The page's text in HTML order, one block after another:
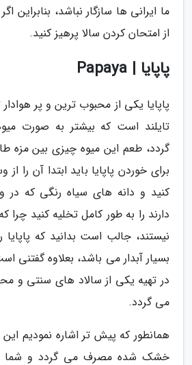
ما ایرانی ها سازگار نباشد، بنابراین
از امتحان کردن سالا پرهیز کنید.
پاپایا | Papaya
پاپایا یکی از محبوب ترین و پر
تایلند است که بیشتر به صورت
گردد، طعم این میوه چیزی بین مزه
برای خوردن پاپایا باید ابتدا آن را
کنید و دانه های سیاه رنگی که
دارند را به طور کامل تخلیه کنید چرا
نیستند، جالب است بدانید که
بسیار آبدار می باشد، بعلاوه گفتنی
در تهیه یکی از سالاد های سنتی و
می گردد.
همانطور که پیش تر اشاره نمودیم
خشک شده مصرف می گردد و شما